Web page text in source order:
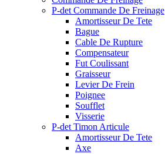
P-det Commande De Freinage
Amortisseur De Tete
Bague
Cable De Rupture
Compensateur
Fut Coulissant
Graisseur
Levier De Frein
Poignee
Soufflet
Visserie
P-det Timon Articule
Amortisseur De Tete
Axe